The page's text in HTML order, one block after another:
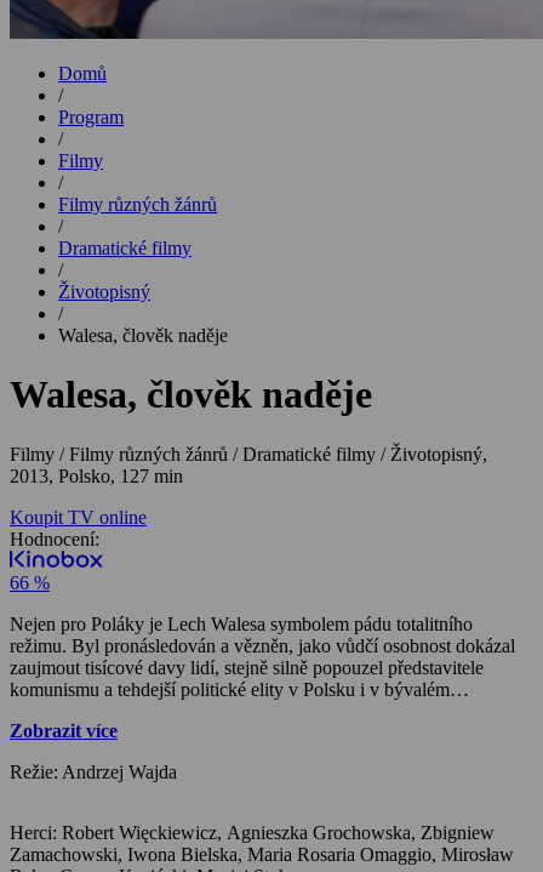
Domů
/
Program
/
Filmy
/
Filmy různých žánrů
/
Dramatické filmy
/
Životopisný
/
Walesa, člověk naděje
Walesa, člověk naděje
Filmy / Filmy různých žánrů / Dramatické filmy / Životopisný,
2013, Polsko, 127 min
Koupit TV online
Hodnocení:
66 %
Nejen pro Poláky je Lech Walesa symbolem pádu totalitního
režimu. Byl pronásledován a vězněn, jako vůdčí osobnost dokázal
zaujmout tisícové davy lidí, stejně silně popouzel představitele
komunismu a tehdejší politické elity v Polsku i v bývalém
významný polský režisér Andrzej Wajda (Člověk z mramoru, Běsi,
ilegální odborové organizace a pozdějšího politika, se nevyhýbá
Walesa se svými kolegy vybudoval. Film působivě střídá
dokumentární záběry s pseudodokumentárními i s hranými scénami,
Zobrazit více
Režie: Andrzej Wajda
Herci: Robert Więckiewicz, Agnieszka Grochowska, Zbigniew
Zamachowski, Iwona Bielska, Maria Rosaria Omaggio, Mirosław